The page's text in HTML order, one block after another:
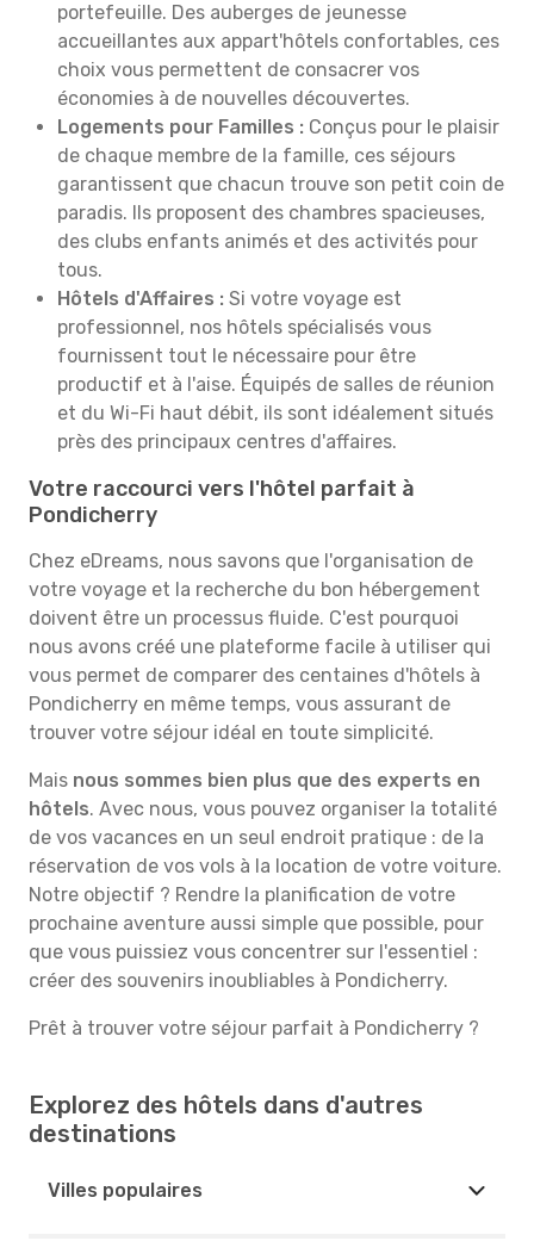
portefeuille. Des auberges de jeunesse
accueillantes aux appart'hôtels confortables, ces
choix vous permettent de consacrer vos
économies à de nouvelles découvertes.
Logements pour Familles : Conçus pour le plaisir
de chaque membre de la famille, ces séjours
garantissent que chacun trouve son petit coin de
paradis. Ils proposent des chambres spacieuses,
des clubs enfants animés et des activités pour
tous.
Hôtels d'Affaires : Si votre voyage est
professionnel, nos hôtels spécialisés vous
fournissent tout le nécessaire pour être
productif et à l'aise. Équipés de salles de réunion
et du Wi-Fi haut débit, ils sont idéalement situés
près des principaux centres d'affaires.
Votre raccourci vers l'hôtel parfait à
Pondicherry
Chez eDreams, nous savons que l'organisation de
votre voyage et la recherche du bon hébergement
doivent être un processus fluide. C'est pourquoi
nous avons créé une plateforme facile à utiliser qui
vous permet de comparer des centaines d'hôtels à
Pondicherry en même temps, vous assurant de
trouver votre séjour idéal en toute simplicité.
Mais nous sommes bien plus que des experts en
hôtels. Avec nous, vous pouvez organiser la totalité
de vos vacances en un seul endroit pratique : de la
réservation de vos vols à la location de votre voiture.
Notre objectif ? Rendre la planification de votre
prochaine aventure aussi simple que possible, pour
que vous puissiez vous concentrer sur l'essentiel :
créer des souvenirs inoubliables à Pondicherry.
Prêt à trouver votre séjour parfait à Pondicherry ?
Explorez des hôtels dans d'autres
destinations
Villes populaires